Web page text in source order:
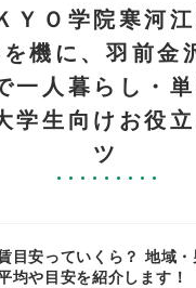
ＹＯ学院寒河
機に、羽前金
一人暮らし・
学生向けお役
ツ
目安っていくら？ 地域・
均や目安を紹介します！